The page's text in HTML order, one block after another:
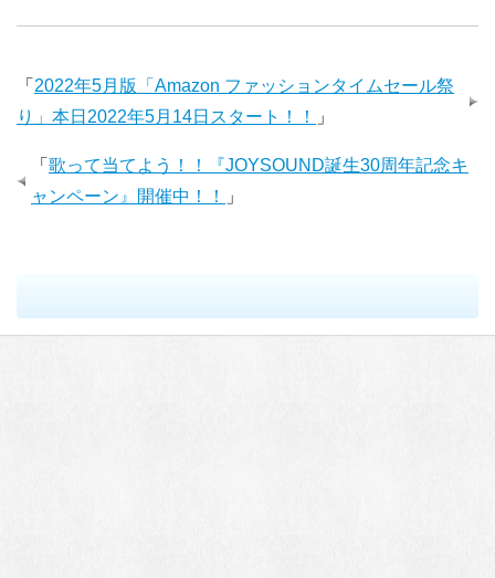
「 2022年5月版「Amazon ファッションタイムセール祭
り」本日2022年5月14日スタート！！
」
「 歌って当てよう！！『JOYSOUND誕生30周年記念キ
ャンペーン』開催中！！
」